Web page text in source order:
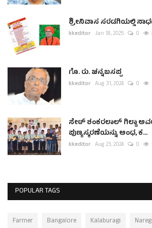
ಶ್ರೀನಿವಾಸ ಸರಡಗಿಯಲ್ಲಿ
kkeditor Jan 18, 2025 0
ಗೊ. ರು. ಚನ್ನಬಸಪ್ಪ
kkeditor Aug 31, 2024 0
ಸೇಠ್ ಶಂಕರಲಾಲ್ ಗಿಲ್ಡಾ
ಪುಣ್ಯಸ್ಮರಣೆಯನ್ನು ಅಂಧ, ಕ...
kkeditor Aug 23, 2024 0
POPULAR TAGS
Farmer Bangalore Kalaburagi